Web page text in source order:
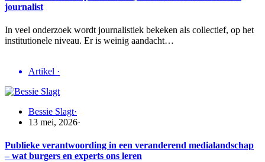
journalist
In veel onderzoek wordt journalistiek bekeken als collectief, op het
institutionele niveau. Er is weinig aandacht…
Artikel ·
Bessie Slagt·
13 mei, 2026·
Publieke verantwoording in een veranderend medialandschap
– wat burgers en experts ons leren